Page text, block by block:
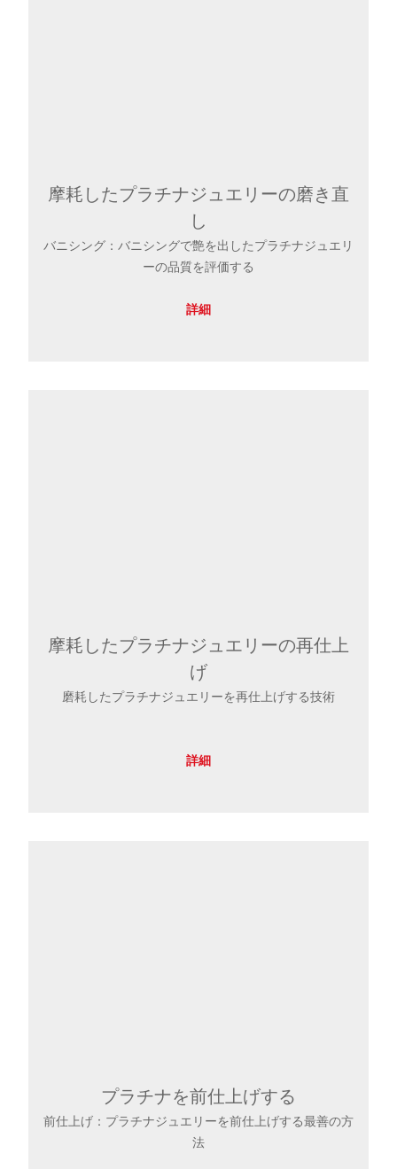
摩耗したプラチナジュエリーの磨き直
し
バニシング：バニシングで艶を出したプラチナジュエリ
ーの品質を評価する
詳細
摩耗したプラチナジュエリーの再仕上
げ
磨耗したプラチナジュエリーを再仕上げする技術
詳細
プラチナを前仕上げする
前仕上げ：プラチナジュエリーを前仕上げする最善の方
法